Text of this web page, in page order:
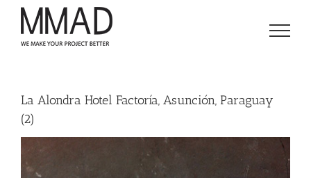
Saltar
contenido
La Alondra Hotel Factoría, Asunción, Paraguay
(2)